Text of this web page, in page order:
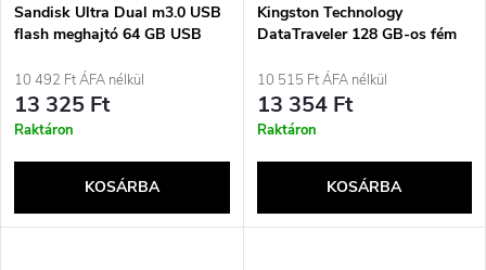
Sandisk Ultra Dual m3.0 USB
flash meghajtó 64 GB USB
(3.1 Gen 1) Fekete, Ezüst,
Átlátszó
10 492 Ft ÁFA nélkül
13 325 Ft
Raktáron
KOSÁRBA
Kingston Technology
DataTraveler 128 GB-os fém
USB 3.2 Gen 1
10 515 Ft ÁFA nélkül
13 354 Ft
Raktáron
KOSÁRBA